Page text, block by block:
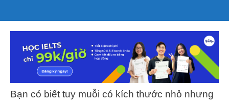
Bạn có biết tuy muỗi có kích thước nhỏ nhưng